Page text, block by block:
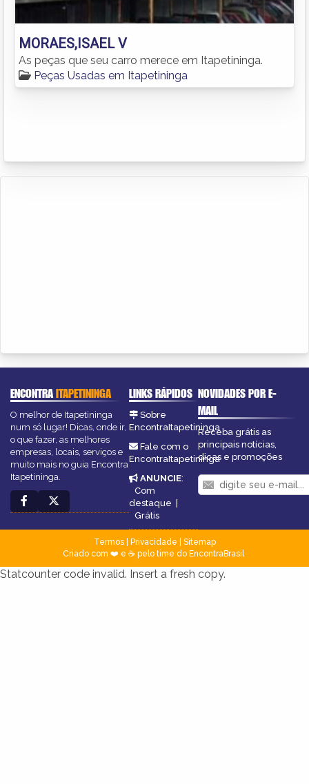
MORAES,ISAEL V
As peças que seu carro merece em Itapetininga.
Peças Usadas em Itapetininga
ENCONTRAITAPETININGA
O melhor de Itapetininga
num só lugar! Dicas, onde ir,
o que fazer, as melhores
empresas, locais, serviços e
muito mais no guia Encontra
Itapetininga.
LINKS RÁPIDOS
Sobre
EncontraItapetininga
Fale com o
EncontraItapetininga
ANUNCIE:
Com
destaque |
Grátis
NOVIDADES POR E-
MAIL
Receba grátis as
principais notícias,
dicas e promoções
Termos| Privacidade
Sitemap
Criado com ❤️ e ☕ pelo time do EncontraBrasil
Statcounter code invalid. Insert a fresh copy.